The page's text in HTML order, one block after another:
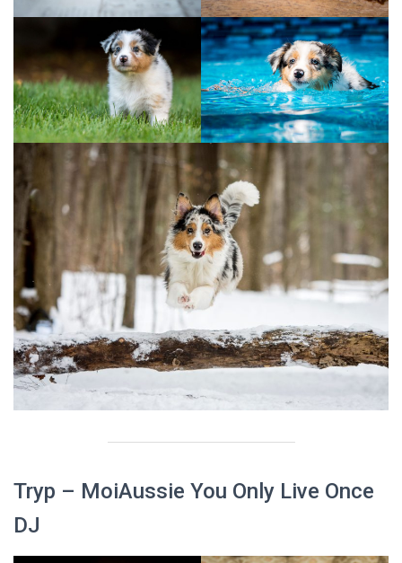
Tryp – MoiAussie You Only Live Once
DJ